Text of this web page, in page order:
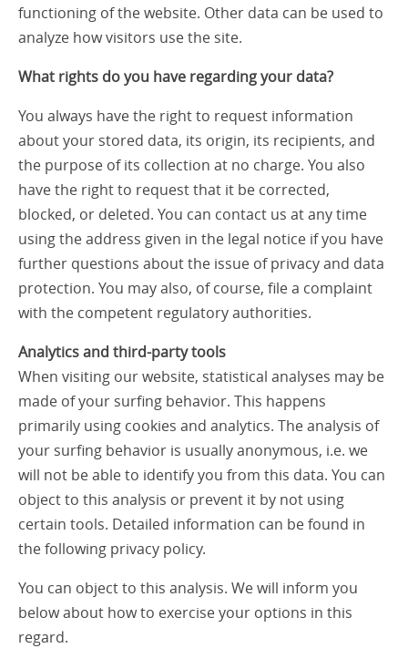
functioning of the website. Other data can be used to
analyze how visitors use the site.
What rights do you have regarding your data?
You always have the right to request information
about your stored data, its origin, its recipients, and
the purpose of its collection at no charge. You also
have the right to request that it be corrected,
blocked, or deleted. You can contact us at any time
using the address given in the legal notice if you have
further questions about the issue of privacy and data
protection. You may also, of course, file a complaint
with the competent regulatory authorities.
Analytics and third-party tools
When visiting our website, statistical analyses may be
made of your surfing behavior. This happens
primarily using cookies and analytics. The analysis of
your surfing behavior is usually anonymous, i.e. we
will not be able to identify you from this data. You can
object to this analysis or prevent it by not using
certain tools. Detailed information can be found in
the following privacy policy.
You can object to this analysis. We will inform you
below about how to exercise your options in this
regard.